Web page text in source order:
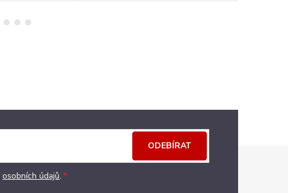
osobních údajů.
ODEBÍRAT